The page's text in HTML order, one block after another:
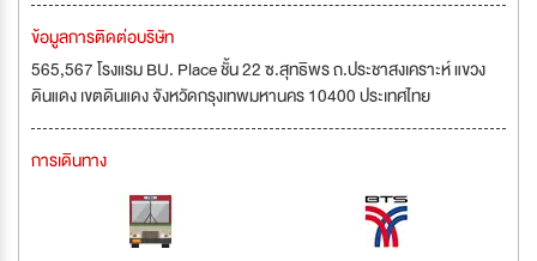
ข้อมูลการติดต่อบริษัท
565,567 โรงแรม BU. Place ชั้น 22 ซ.สุทธิพร ถ.ประชาสงเคราะห์ แขวง
ดินแดง เขตดินแดง จังหวัดกรุงเทพมหานคร 10400 ประเทศไทย
การเดินทาง